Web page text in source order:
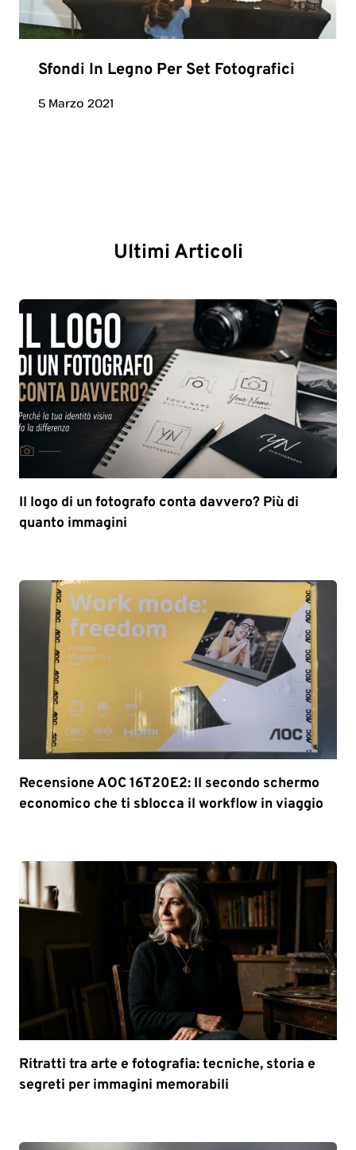
Sfondi In Legno Per Set Fotografici
5 Marzo 2021
Ultimi Articoli
Il logo di un fotografo conta davvero? Più di
quanto immagini
Recensione AOC 16T20E2: Il secondo schermo
economico che ti sblocca il workflow in viaggio
Ritratti tra arte e fotografia: tecniche, storia e
segreti per immagini memorabili